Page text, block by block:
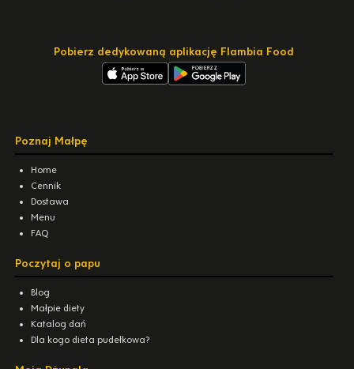
Pobierz dedykowaną aplikację Flambia Food
Poznaj Małpę
Home
Cennik
Dostawa
Menu
FAQ
Poczytaj o papu
Blog
Małpie diety
Katalog dań
Dla kogo dieta pudełkowa?